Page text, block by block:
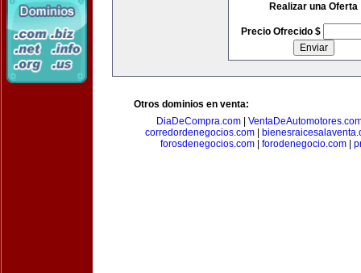
Realizar una Oferta
Precio Ofrecido $
Otros dominios en venta:
DiaDeCompra.com|
corredordenegocios.com
forosdenegocios.com
forodenegocio.com